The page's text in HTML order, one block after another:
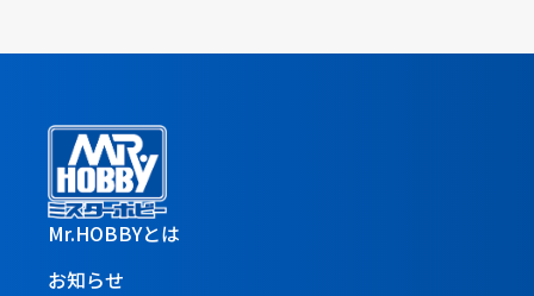
Mr.HOBBYとは
お知らせ